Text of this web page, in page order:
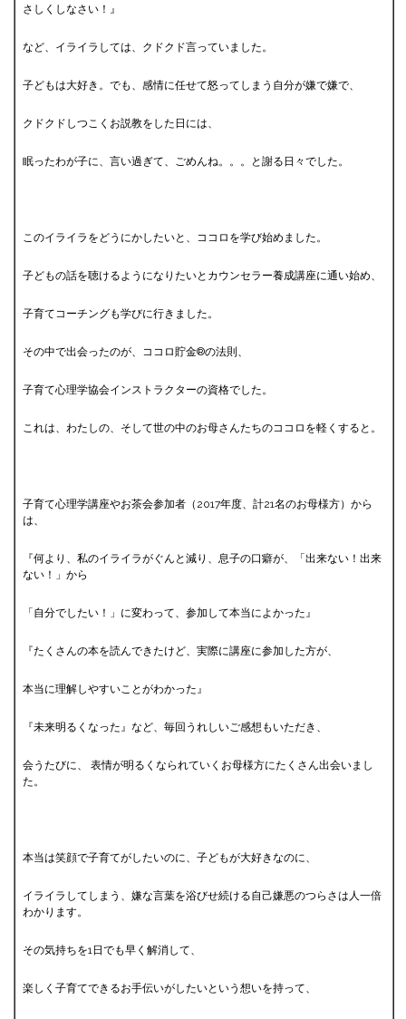
さしくしなさい！』
など、イライラしては、クドクド言っていました。
子どもは大好き。でも、感情に任せて怒ってしまう自分が嫌で嫌で、
クドクドしつこくお説教をした日には、
眠ったわが子に、言い過ぎて、ごめんね。。。と謝る日々でした。
このイライラをどうにかしたいと、ココロを学び始めました。
子どもの話を聴けるようになりたいとカウンセラー養成講座に通い始め、
子育てコーチングも学びに行きました。
その中で出会ったのが、ココロ貯金®の法則、
子育て心理学協会インストラクターの資格でした。
これは、わたしの、そして世の中のお母さんたちのココロを軽くすると。
子育て心理学講座やお茶会参加者（2017年度、計21名のお母様方）から
は、
『何より、私のイライラがぐんと減り、息子の口癖が、「出来ない！出来
ない！」から
「自分でしたい！」に変わって、参加して本当によかった』
『たくさんの本を読んできたけど、実際に講座に参加した方が、
本当に理解しやすいことがわかった』
『未来明るくなった』など、毎回うれしいご感想もいただき、
会うたびに、 表情が明るくなられていくお母様方にたくさん出会いまし
た。
本当は笑顔で子育てがしたいのに、子どもが大好きなのに、
イライラしてしまう、嫌な言葉を浴びせ続ける自己嫌悪のつらさは人一倍
わかります。
その気持ちを1日でも早く解消して、
楽しく子育てできるお手伝いがしたいという想いを持って、